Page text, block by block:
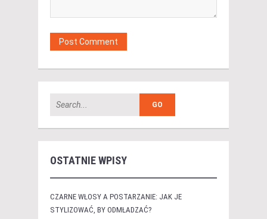
OSTATNIE WPISY
CZARNE WŁOSY A POSTARZANIE: JAK JE
STYLIZOWAĆ, BY ODMŁADZAĆ?